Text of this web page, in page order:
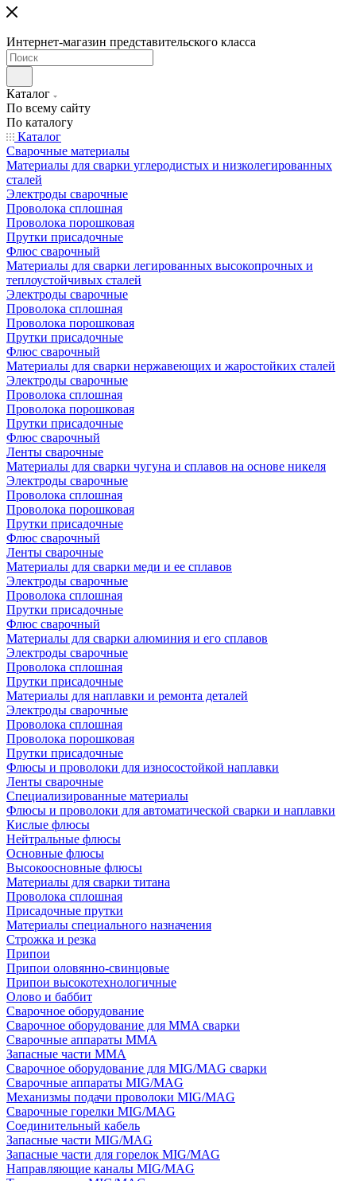
Интернет-магазин представительского класса
Каталог
По всему сайту
По каталогу
Каталог
Сварочные материалы
Материалы для сварки углеродистых и низколегированных
сталей
Электроды сварочные
Проволока сплошная
Проволока порошковая
Прутки присадочные
Флюс сварочный
Материалы для сварки легированных высокопрочных и
теплоустойчивых сталей
Электроды сварочные
Проволока сплошная
Проволока порошковая
Прутки присадочные
Флюс сварочный
Материалы для сварки нержавеющих и жаростойких сталей
Электроды сварочные
Проволока сплошная
Проволока порошковая
Прутки присадочные
Флюс сварочный
Ленты сварочные
Материалы для сварки чугуна и сплавов на основе никеля
Электроды сварочные
Проволока сплошная
Проволока порошковая
Прутки присадочные
Флюс сварочный
Ленты сварочные
Материалы для сварки меди и ее сплавов
Электроды сварочные
Проволока сплошная
Прутки присадочные
Флюс сварочный
Материалы для сварки алюминия и его сплавов
Электроды сварочные
Проволока сплошная
Прутки присадочные
Материалы для наплавки и ремонта деталей
Электроды сварочные
Проволока сплошная
Проволока порошковая
Прутки присадочные
Флюсы и проволоки для износостойкой наплавки
Ленты сварочные
Специализированные материалы
Флюсы и проволоки для автоматической сварки и наплавки
Кислые флюсы
Нейтральные флюсы
Основные флюсы
Высокоосновные флюсы
Материалы для сварки титана
Проволока сплошная
Присадочные прутки
Материалы специального назначения
Строжка и резка
Припои
Припои оловянно-свинцовые
Припои высокотехнологичные
Олово и баббит
Сварочное оборудование
Сварочное оборудование для MMA сварки
Сварочные аппараты MMA
Запасные части MMA
Сварочное оборудование для MIG/MAG сварки
Сварочные аппараты MIG/MAG
Механизмы подачи проволоки MIG/MAG
Сварочные горелки MIG/MAG
Соединительный кабель
Запасные части MIG/MAG
Запасные части для горелок MIG/MAG
Направляющие каналы MIG/MAG